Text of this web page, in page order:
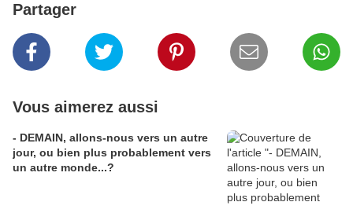
Partager
Vous aimerez aussi
- DEMAIN, allons-nous vers un autre
jour, ou bien plus probablement vers
un autre monde...?